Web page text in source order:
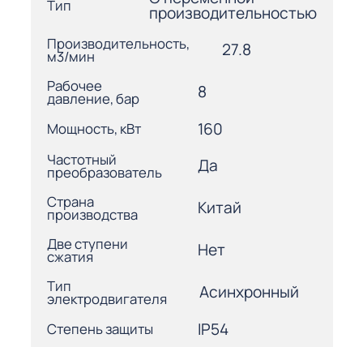
Тип производительностью
Производительность,
м3/мин 27.8
Рабочее
давление, бар 8
Мощность, кВт 160
Частотный
преобразователь Да
Страна
производства Китай
Две ступени
сжатия Нет
Тип
электродвигателя Асинхронный
Степень защиты IP54